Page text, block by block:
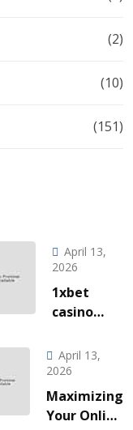
(2)
(10)
(151)
April 13,
2026
1xbet
casino
à une
odyssée
de gains
fulgurants
April 13,
2026
Maximizing
Your Online